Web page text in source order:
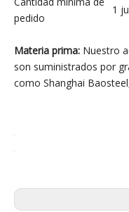
pedido
1
Materia prima: Nuestro
son suministrados por
como Shanghai